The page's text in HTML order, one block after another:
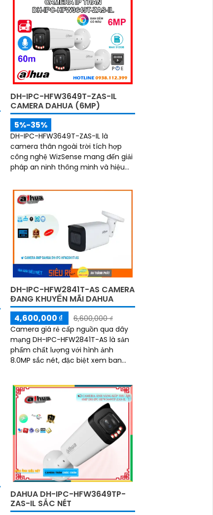
DH-IPC-HFW3649T-ZAS-IL
CAMERA DAHUA (6MP)
5%-35%
DH-IPC-HFW3649T-ZAS-IL là
camera thân ngoài trời tích hợp
công nghệ WizSense mang đến giải
pháp an ninh thông minh và hiệu
đèn kép hỗ trợ hình ảnh màu ban
đêm, tầm nhìn hồng ngoại 60m,
cùng micro ghi âm và khả năng
nhận diện chính xác người và xe,
camera đảm bảo giám sát chuẩn
xác 24/7 hỗ trợ POE, khe thẻ nhớ
lên đến 512GB và chuẩn chống nước
IP67
DH-IPC-HFW2841T-AS CAMERA
ĐANG KHUYẾN MÃI DAHUA
4,600,000 ₫
6,600,000 ₫
Camera giá rẻ cấp nguồn qua dây
mạng DH-IPC-HFW2841T-AS là sản
phẩm chất lượng với hình ảnh
8.0MP sắc nét, đặc biệt xem ban
DAHUA DH-IPC-HFW3649TP-
ZAS-IL SẮC NÉT